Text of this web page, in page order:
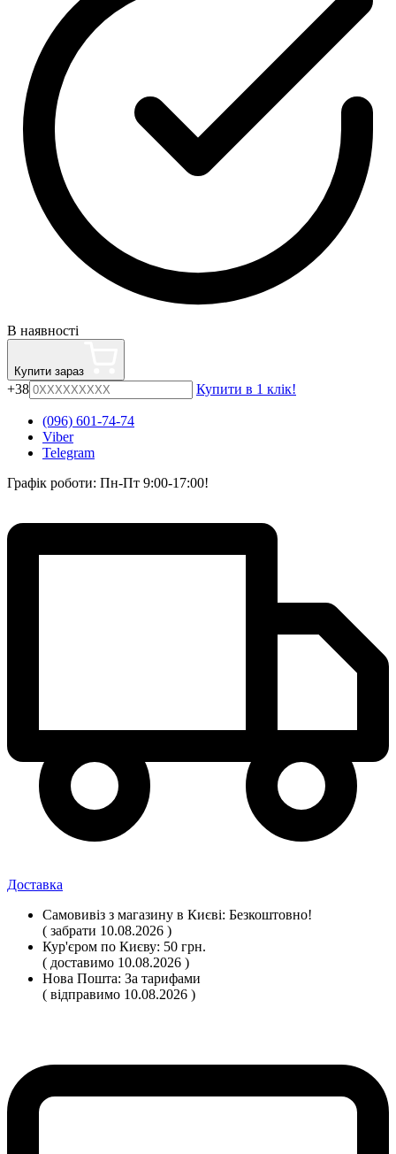
В наявності
Купити зараз
+38 Купити в 1 клік!
(096) 601-74-74
Viber
Telegram
Графік роботи: Пн-Пт 9:00-17:00!
Доставка
Самовивіз з магазину в Києві: Безкоштовно!
( забрати 10.08.2026 )
Кур'єром по Києву: 50 грн.
( доставимо 10.08.2026 )
Нова Пошта: За тарифами
( відправимо 10.08.2026 )